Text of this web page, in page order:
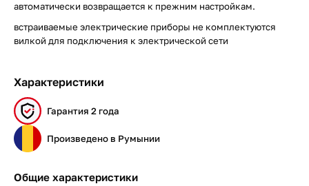
автоматически возвращается к прежним настройкам.
встраиваемые электрические приборы не комплектуются
вилкой для подключения к электрической сети
Характеристики
Гарантия 2 года
Произведено в Румынии
Общие характеристики